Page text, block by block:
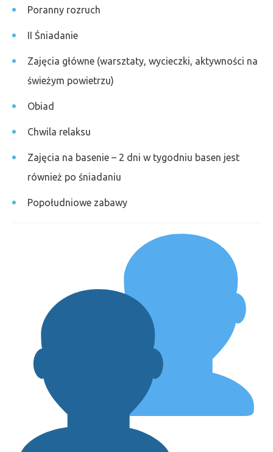
Poranny rozruch
II Śniadanie
Zajęcia główne (warsztaty, wycieczki, aktywności na
świeżym powietrzu)
Obiad
Chwila relaksu
Zajęcia na basenie – 2 dni w tygodniu basen jest
również po śniadaniu
Popołudniowe zabawy